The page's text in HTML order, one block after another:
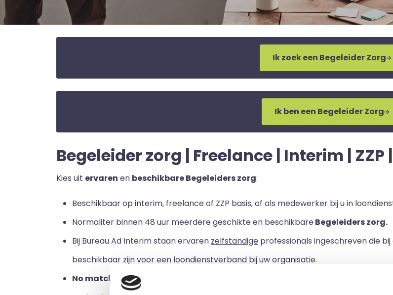
Ik zoek een Begeleider Zorg
Ik ben een Begeleider Zorg
Begeleider zorg | Freelance | Interim | ZZP
Kies uit ervaren en beschikbare Begeleiders zorg:
Beschikbaar op interim, freelance of ZZP basis, of als medewerker bij u in
Normaliter binnen 48 uur meerdere geschikte en beschikbareBegeleiders zorg.
Bij Bureau Ad Interim staan ervaren zelfstandige professionals ingeschreven die bij
beschikbaar zijn voor een loondienstverband bij uw organisatie.
No match no pay: